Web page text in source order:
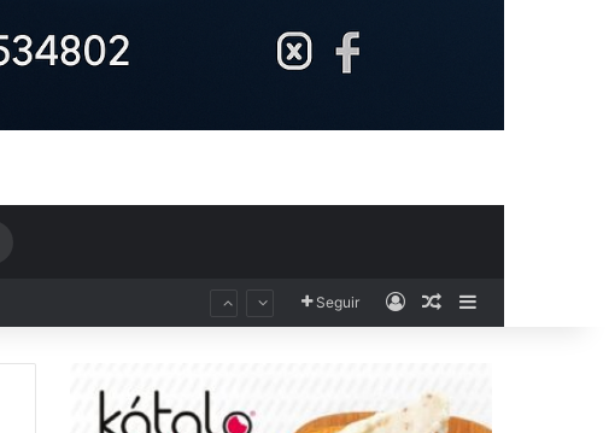
Seguir AccesoPublicación al